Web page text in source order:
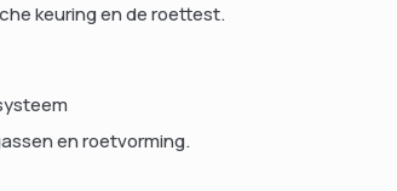
keuring en de roettest.
en roetvorming.